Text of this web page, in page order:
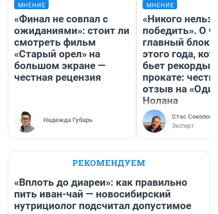
МНЕНИЕ
«Финал не совпал с
ожиданиями»: стоит ли
смотреть фильм
«Старый орел» на
большом экране —
честная рецензия
Надежда Губарь
МНЕНИЕ
«Никого нельзя
победить». О
главный
этого года,
бьет рекорды в
прокате:
отзыв на
Нолана
Стас Соколов
Эксперт
РЕКОМЕНДУЕМ
«Вплоть до диареи»: как правильно
пить иван-чай — новосибирский
нутрициолог подсчитал допустимое